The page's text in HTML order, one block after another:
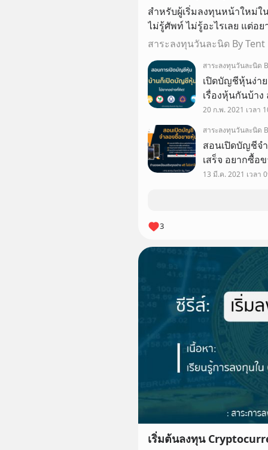
สำหรับผู้เริ่มลงทุนหน้าใหม่
ไม่รู้ศัพท์ ไม่รู้อะไรเลย แต่อ
ควรอ่านทั้งหมดนี้
สาระลงทุนวันละนิด By Tent
สาระลงทุนวันละนิด
เปิดบัญชีหุ้นง่า
เรื่องหุ้นกันบ้า
ง่ายๆไม่ยาก แ
20 ก.พ. 2021 เวลา
สาระลงทุนวันละนิด
สอนเปิดบัญชีจ
เสร็จ อยากซื้อ
กับการใช้
13 มี.ค. 2021 เวลา
3
เริ่มต้นลงทุน